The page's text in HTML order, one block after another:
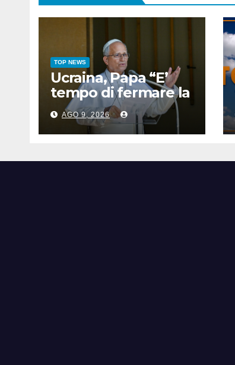
TOP NEWS
Ucraina, Papa “E’
tempo di fermare la
spirale di violenza”
AGO 9, 2026